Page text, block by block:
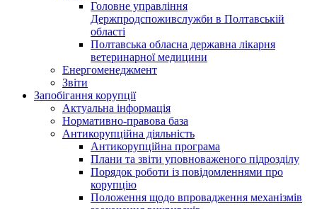
Головне управління
Держпродспоживслужби в Полтавській
області
Полтавська обласна державна лікарня
ветеринарної медицини
Енергоменеджмент
Звіти
Запобігання корупції
Актуальна інформація
Нормативно-правова база
Антикорупційна діяльність
Антикорупційна програма
Плани та звіти уповноваженого підрозділу
Порядок роботи із повідомленнями про
корупцію
Положення щодо впровадження механізмів